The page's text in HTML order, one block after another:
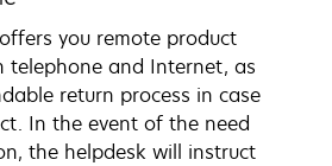
you remote product
telephone and Internet, as
return process in case
In the event of the need
the helpdesk will instruct